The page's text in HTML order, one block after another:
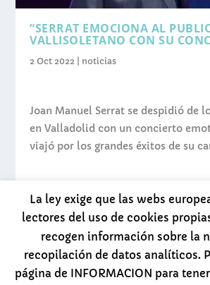
“SERRAT EMOCIONA AL
VALLISOLETANO CON SU
2 Oct 2022 noticias
Joan Manuel Serrat se despidió de
en Valladolid con un concierto
viajó por los grandes éxitos de su
LEER MÁS
La ley exige que las webs
lectores del uso de cookies
recogen información sobre la
recopilación de datos analíticos.
página de INFORMACION para